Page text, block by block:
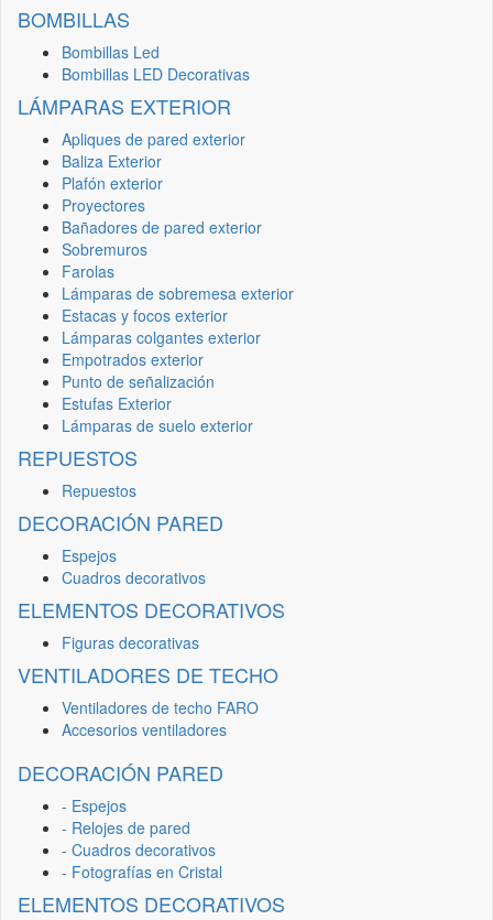
BOMBILLAS
Bombillas Led
Bombillas LED Decorativas
LÁMPARAS EXTERIOR
Apliques de pared exterior
Baliza Exterior
Plafón exterior
Proyectores
Bañadores de pared exterior
Sobremuros
Farolas
Lámparas de sobremesa exterior
Estacas y focos exterior
Lámparas colgantes exterior
Empotrados exterior
Punto de señalización
Estufas Exterior
Lámparas de suelo exterior
REPUESTOS
Repuestos
DECORACIÓN PARED
Espejos
Cuadros decorativos
ELEMENTOS DECORATIVOS
Figuras decorativas
VENTILADORES DE TECHO
Ventiladores de techo FARO
Accesorios ventiladores
DECORACIÓN PARED
- Espejos
- Relojes de pared
- Cuadros decorativos
- Fotografías en Cristal
ELEMENTOS DECORATIVOS